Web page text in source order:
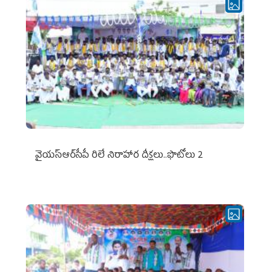
వైయ‌స్ఆర్‌సీపీ రిలే నిరాహార దీక్షలు..ఫొటోలు 2